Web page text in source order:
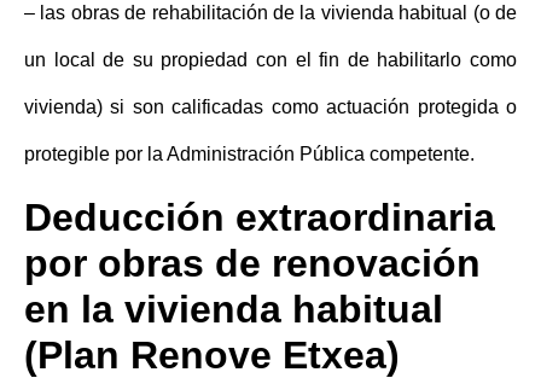
– las obras de rehabilitación de la vivienda habitual (o de
un local de su propiedad con el fin de habilitarlo como
vivienda) si son calificadas como actuación protegida o
protegible por la Administración Pública competente.
Deducción extraordinaria
por obras de renovación
en la vivienda habitual
(Plan Renove Etxea)